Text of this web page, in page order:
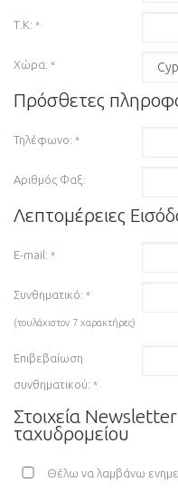
Τ.Κ: *
Χώρα: *
Πρόσθετες
Τηλέφωνο: *
Αριθμός Φαξ:
Λεπτομέρειες
E-mail: *
Συνθηματικό: *
(τουλάχιστον 7 χαρακτήρες)
Επιβεβαίωση
συνθηματικού: *
Στοιχεία
ταχυδρομείου
Θέλω να λαμβάνω